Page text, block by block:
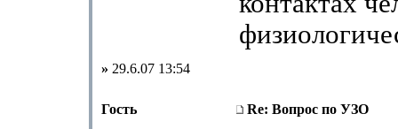
» 29.6.07 13:54
Гость Re: Вопрос по УЗО